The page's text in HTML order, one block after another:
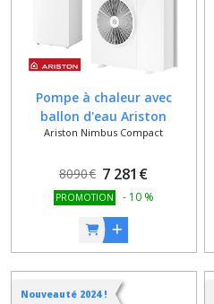
Pompe à chaleur avec
ballon d'eau Ariston
NIMBUS COMPACT 80 S NET
Ariston Nimbus Compact
8090€ 7 281 €
PROMOTION - 10 %
Nouveauté 2024 !